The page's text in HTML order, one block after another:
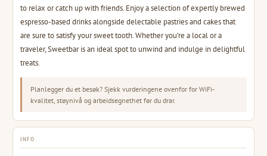
to relax or catch up with friends. Enjoy a selection of expertly brewed
espresso-based drinks alongside delectable pastries and cakes that
are sure to satisfy your sweet tooth. Whether you’re a local or a
traveler, Sweetbar is an ideal spot to unwind and indulge in delightful
treats.
Planlegger du et besøk? Sjekk vurderingene ovenfor for WiFi-
kvalitet, støynivå og arbeidsegnethet før du drar.
INFO